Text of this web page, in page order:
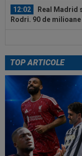
12:02
Real Madrid
Rodri. 90 de
O echipă din
11:50
La 11 ani de
Eva Carneiro, Jose
12:54
A plecat de
îi cere o avere: 15
12:54 Lovitură de
TOP ARTICOLE